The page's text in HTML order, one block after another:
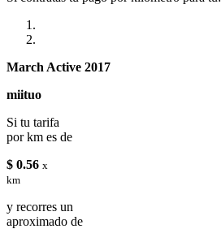
March Active 2017
miituo
Si tu tarifa
por km es de
$ 0.56 x
km
y recorres un
aproximado de